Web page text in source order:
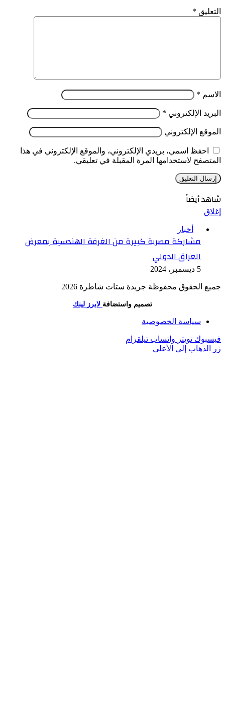
التعليق *
الاسم *
البريد الإلكتروني *
الموقع الإلكتروني
احفظ اسمي، بريدي الإلكتروني، والموقع الإلكتروني في هذا
المتصفح لاستخدامها المرة المقبلة في تعليقي.
شاهد أيضاً
إغلاق
أخبار
مشاركة مصرية كبيرة من الغرفة الهندسية بمعرض
العراق الدولي
5 ديسمبر، 2024
جميع الحقوق محفوظة جريدة ستات شاطرة 2026
تصميم واستضافة لايرز لينك
سياسة الخصوصية
فيسبوك تويتر واتساب تيلقرام
زر الذهاب إلى الأعلى